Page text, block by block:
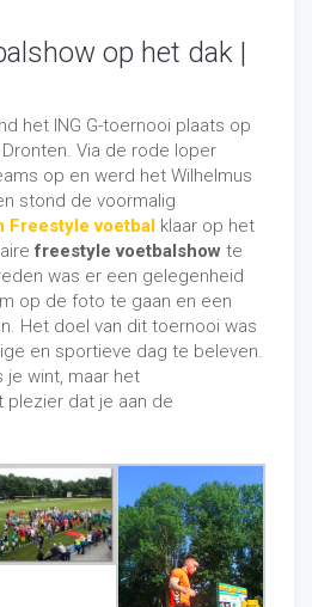
op het dak |
het ING G-toernooi plaats op
Via de rode loper
op en werd het Wilhelmus
stond de voormalig
Freestyle voetbal klaar op het
freestyle voetbalshow te
was er een gelegenheid
op de foto te gaan en een
Het doel van dit toernooi was
en sportieve dag te beleven.
je wint, maar het
plezier dat je aan de